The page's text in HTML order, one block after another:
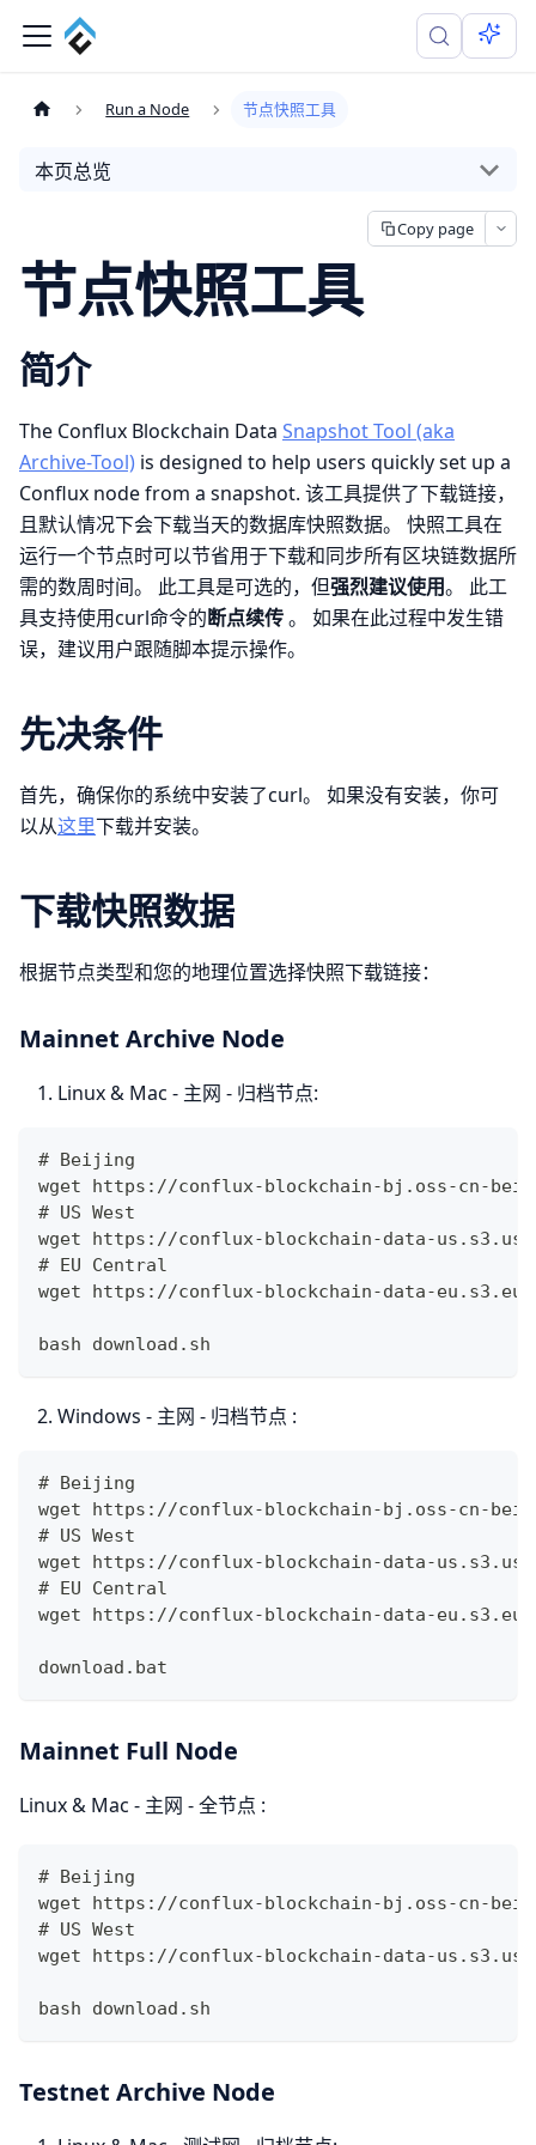
Run a Node 节点快照工具
本页总览
Copy page
节点快照工具
简介
The Conflux Blockchain Data Snapshot Tool (aka
Archive-Tool) is designed to help users quickly set up a
Conflux node from a snapshot. 该工具提供了下载链接，
且默认情况下会下载当天的数据库快照数据。 快照工具在
运行一个节点时可以节省用于下载和同步所有区块链数据所
需的数周时间。 此工具是可选的，但强烈建议使用。 此工
具支持使用curl命令的断点续传。 如果在此过程中发生错
误，建议用户跟随脚本提示操作。
先决条件
首先，确保你的系统中安装了curl。 如果没有安装，你可
以从这里下载并安装。
下载快照数据
根据节点类型和您的地理位置选择快照下载链接：
Mainnet Archive Node
Linux & Mac - 主网 - 归档节点:
# Beijing
wget https://conflux-blockchain-bj.oss-cn-
# US West
wget https://conflux-blockchain-data-us.s3.us-
# EU Central
wget https://conflux-blockchain-data-eu.s3.eu-
bash download.sh
Windows - 主网 - 归档节点 :
# Beijing
wget https://conflux-blockchain-bj.oss-cn-
# US West
wget https://conflux-blockchain-data-us.s3.us-
# EU Central
wget https://conflux-blockchain-data-eu.s3.eu-
download.bat
Mainnet Full Node
Linux & Mac - 主网 - 全节点 :
# Beijing
wget https://conflux-blockchain-bj.oss-cn-
# US West
wget https://conflux-blockchain-data-us.s3.us-
bash download.sh
Testnet Archive Node